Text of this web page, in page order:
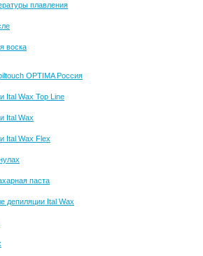
плавления
воска
OPTIMA Россия
Ital Wax Top Line
Ital Wax
Ital Wax Flex
паста
депиляции Ital Wax